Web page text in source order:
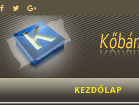
KEZDŐLAP